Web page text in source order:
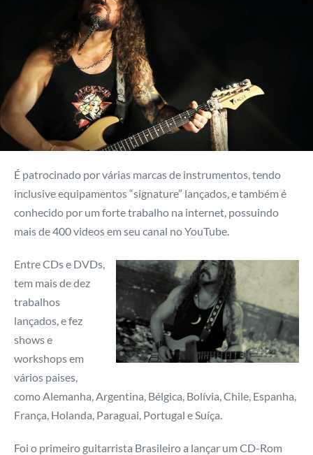
É patrocinado por várias marcas de instrumentos, tendo
inclusive equipamentos “signature” lançados, e também é
conhecido por um forte trabalho na internet, possuindo
mais de 400 videos em seu canal no YouTube.
Entre CDs e DVDs,
tem mais de dez
trabalhos
lançados, e fez
shows e
workshops em
vários paises,
como Alemanha, Argentina, Bélgica, Bolívia, Chile, Espanha,
França, Holanda, Paraguai, Portugal e Suíça.
Foi o primeiro guitarrista Brasileiro a lançar um CD-Rom